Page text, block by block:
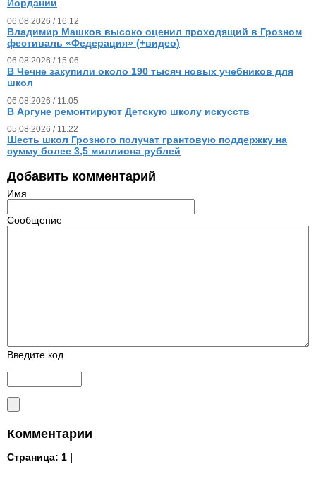
Иордании
06.08.2026 / 16.12
Владимир Машков высоко оценил проходящий в Грозном
фестиваль «Федерация» (+видео)
06.08.2026 / 15.06
В Чечне закупили около 190 тысяч новых учебников для
школ
06.08.2026 / 11.05
В Аргуне ремонтируют Детскую школу искусств
05.08.2026 / 11.22
Шесть школ Грозного получат грантовую поддержку на
сумму более 3,5 миллиона рублей
Добавить комментарий
Имя
Сообщение
Введите код
Комментарии
Страница: 1 |